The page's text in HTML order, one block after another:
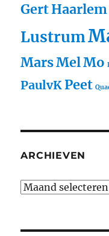
GertHaarlem
Lustrum
MarsMelMo
PaulvKPeet
ARCHIEVEN